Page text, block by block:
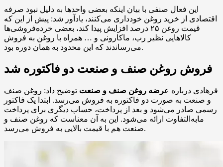
این فعال صنفی با بیان اینکه بعضی واحدها به دلیل نبود صرفه
اقتصادی از خرید روغن خودداری می‌کنند، یادآور شد: پیش از این که
قیمت روغن ۲۵ درصد افزایش پیدا کند، بعضی خرده‌فروشی‌ها
کالاهایی نظیر رب، ماکارونی و … همراه با روغن به فروش
می‌رساندند که این محدود به همان دوره بود.
فروش روغن صنف و صنعت دو فاکتوره شد
فرهادی درباره عرضه روغن صنف و‌ صنعت توضیح داد: روغن صنف
و‌ صنعت به‌ صورت دو‌ فاکتوره به فروش می‌رسد. ابتدا یک فاکتور
رسمی صادر می‌شود و بعد از پرداخت، حساب دیگری برای پرداخت
مابه‌التفاوت ارائه می‌شود. این به آن معناست که روغن صنف و
صنعت هم با قیمت بالایی به فروش می‌رسد.